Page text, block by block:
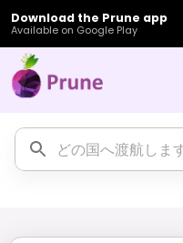
Download the Prune app
Available on Google Play